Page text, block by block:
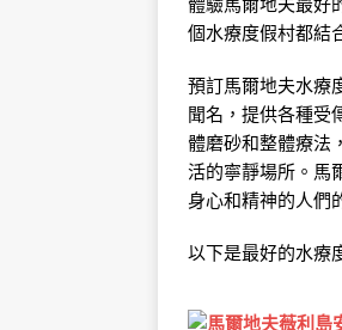
[
體驗馬爾地夫最好
個水療度假村都結
預訂馬爾地夫水療
聞名，提供各種受
體磨砂和整體療法
活的寧靜場所。馬
身心和精神的人們
以下是最好的水療